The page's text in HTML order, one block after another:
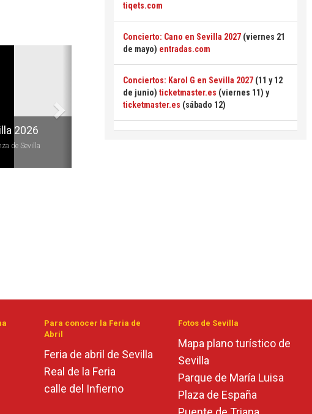
2026
de Sevilla
tiqets.com
Concierto: Cano en Sevilla 2027 (viernes 21
de mayo) entradas.com
Conciertos: Karol G en Sevilla 2027 (11 y 12
de junio) ticketmaster.es (viernes 11) y
ticketmaster.es (sábado 12)
Para conocer la Feria de
Abril
Feria de abril de Sevilla
Real de la Feria
calle del Infierno
Fotos de Sevilla
Mapa plano turístico de
Sevilla
Parque de María Luisa
Plaza de España